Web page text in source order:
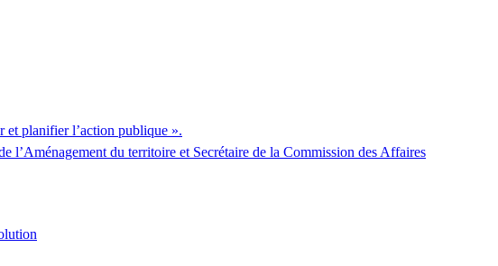
et planifier l’action publique ».
du territoire et Secrétaire de la Commission des Affaires